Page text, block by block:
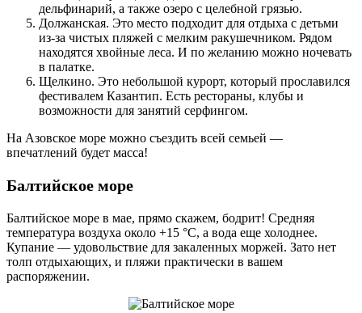
дельфинарий, а также озеро с целебной грязью.
Должанская. Это место подходит для отдыха с детьми
из-за чистых пляжей с мелким ракушечником. Рядом
находятся хвойные леса. И по желанию можно ночевать
в палатке.
Щелкино. Это небольшой курорт, который прославился
фестивалем Казантип. Есть рестораны, клубы и
возможности для занятий серфингом.
На Азовское море можно съездить всей семьей —
впечатлений будет масса!
Балтийское море
Балтийское море в мае, прямо скажем, бодрит! Средняя
температура воздуха около +15 °C, а вода еще холоднее.
Купание — удовольствие для закаленных моржей. Зато нет
толп отдыхающих, и пляжи практически в вашем
распоряжении.